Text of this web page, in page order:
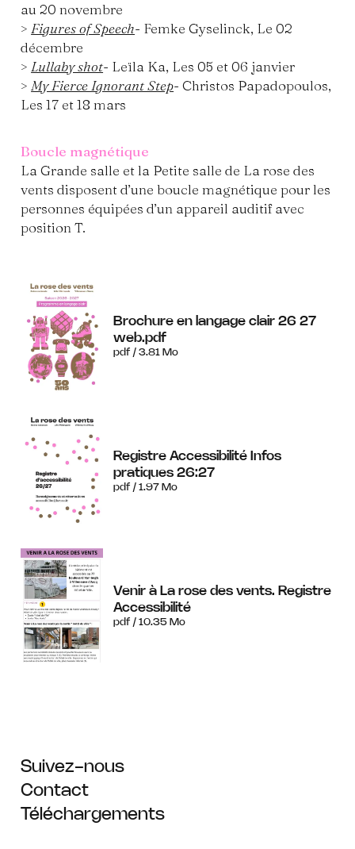
au 20 novembre
>Figures of Speech- Femke Gyselinck, Le 02
décembre
>Lullaby shot- Leïla Ka, Les 05 et 06 janvier
>My Fierce Ignorant Step- Christos Papadopoulos,
Les 17 et 18 mars
Boucle magnétique
La Grande salle et la Petite salle de La rose des
vents disposent d’une boucle magnétique pour les
personnes équipées d’un appareil auditif avec
position T.
Brochure en langage clair 26 27
web.pdf
pdf / 3.81 Mo
Registre Accessibilité Infos
pratiques 26:27
pdf / 1.97 Mo
Venir à La rose des vents. Registre
Accessibilité
pdf / 10.35 Mo
Suivez-nous
Contact
Téléchargements